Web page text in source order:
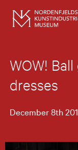
WOW!
dresses
December 8th